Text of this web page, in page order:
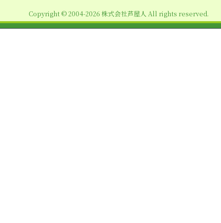
ン
Copyright © 2004-2026 株式会社芦屋人 All rights reserved.